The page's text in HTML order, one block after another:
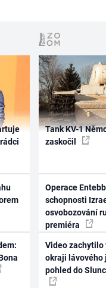
Tank KV-1
zaskočil
Operace
schopnosti
osvobozování
premiéra
Video zachytilo
okraji lávového
pohled do